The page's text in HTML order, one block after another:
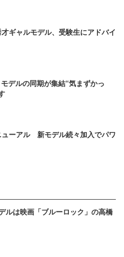
ギャルモデル、受験生にアドバイ
デルの同期が集結“気まずかっ
ューアル 新モデル続々加入でパワ
ルは映画「ブルーロック」の高橋